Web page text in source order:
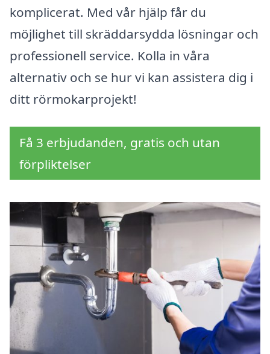
komplicerat. Med vår hjälp får du
möjlighet till skräddarsydda lösningar och
professionell service. Kolla in våra
alternativ och se hur vi kan assistera dig i
ditt rörmokarprojekt!
Få 3 erbjudanden, gratis och utan
förpliktelser